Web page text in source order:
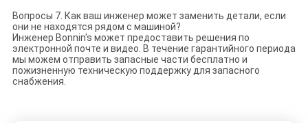
Вопросы 7. Как ваш инженер может заменить детали, если
они не находятся рядом с машиной?
Инженер Bonnin's может предоставить решения по
электронной почте и видео. В течение гарантийного периода
мы можем отправить запасные части бесплатно и
пожизненную техническую поддержку для запасного
снабжения.